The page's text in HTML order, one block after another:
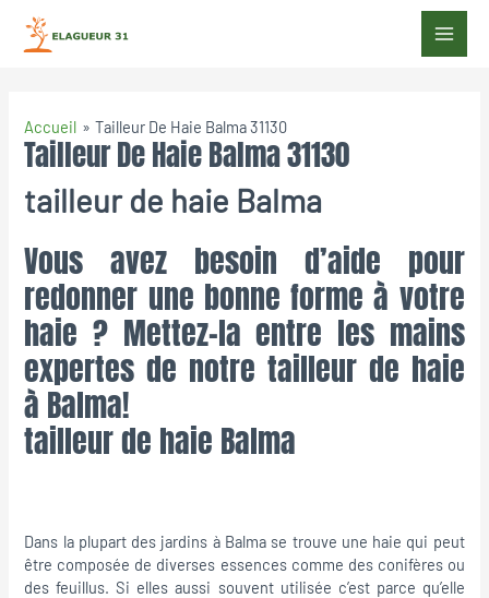
Accueil Tailleur De Haie Balma 31130
Tailleur De Haie Balma 31130
tailleur de haie Balma
Vous avez besoin d’aide pour
redonner une bonne forme à votre
haie ? Mettez-la entre les mains
expertes de notre tailleur de haie
à Balma!
tailleur de haie Balma
Dans la plupart des jardins à Balma se trouve une haie qui peut
être composée de diverses essences comme des conifères ou
des feuillus. Si elles aussi souvent utilisée c’est parce qu’elle